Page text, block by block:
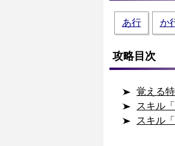
あ行 か
攻略目次
覚える
スキル
スキル